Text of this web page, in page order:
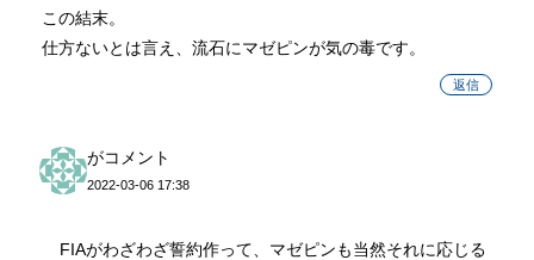
この結末。
仕方ないとは言え、流石にマゼピンが気の毒です。
返信
がコメント
2022-03-06 17:38
FIAがわざわざ誓約作って、マゼピンも当然それに応じる